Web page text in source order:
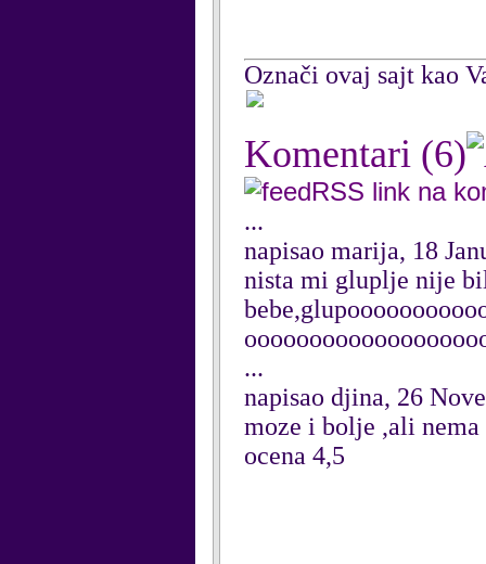
Označi ovaj sajt kao
Komentari (6)
RSS link na
...
napisao marija, 18
nista mi gluplje nije
...
napisao djina, 26
moze i bolje ,ali nema
ocena 4,5